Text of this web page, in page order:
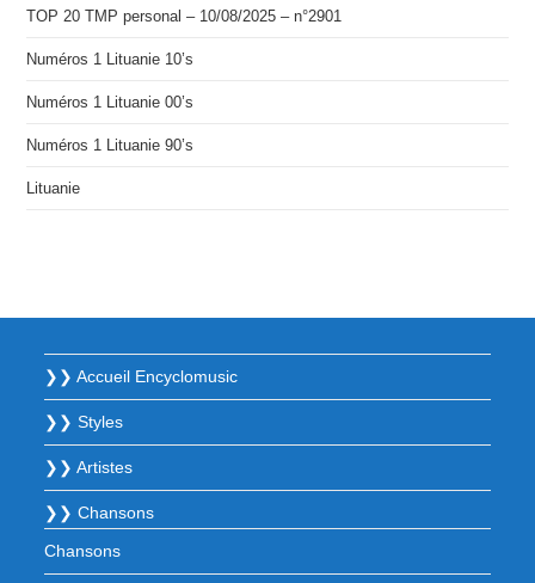
TOP 20 TMP personal – 10/08/2025 – n°2901
Numéros 1 Lituanie 10’s
Numéros 1 Lituanie 00’s
Numéros 1 Lituanie 90’s
Lituanie
❯❯ Accueil Encyclomusic
❯❯ Styles
❯❯ Artistes
❯❯ Chansons
Chansons